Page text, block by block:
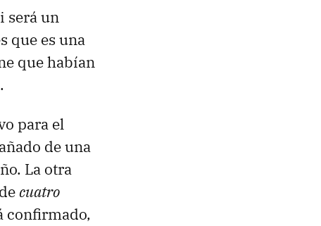
será un
que es una
que habían
.
para el
de una
La otra
cuatro
confirmado,